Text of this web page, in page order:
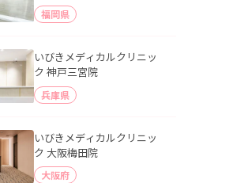
福岡県
いびきメディカルクリニッ
ク 神戸三宮院
兵庫県
いびきメディカルクリニッ
ク 大阪梅田院
大阪府